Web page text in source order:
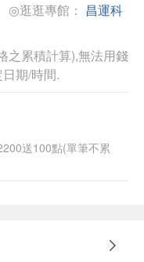
◎逛逛專館： 昌運科
之累積計算),無法用錢
期/時間.
送100點(單筆不累